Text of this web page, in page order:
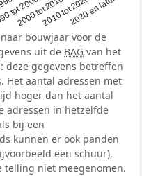
tot 2000
2000 tot 20102010 tot 20202020 en later
bouwjaar voor de
uit de BAG van het
deze gegevens betreffen
Het aantal adressen met
hoger dan het aantal
adressen in hetzelfde
bij een
kunnen er ook panden
een schuur),
telling niet meegenomen.